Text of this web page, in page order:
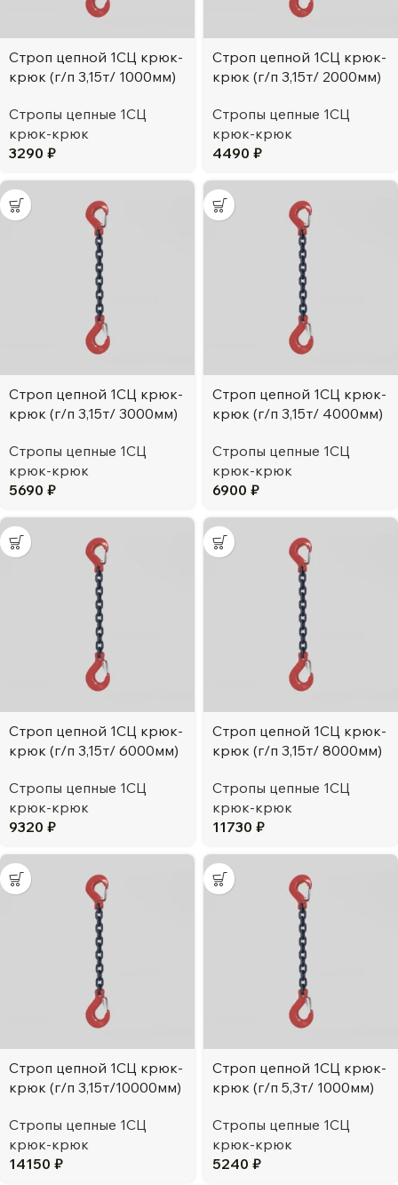
Строп цепной 1СЦ крюк-
крюк (г/п 3,15т/ 1000мм)
Стропы цепные 1СЦ
крюк-крюк
3290 ₽
Строп цепной 1СЦ крюк-
крюк (г/п 3,15т/ 2000мм)
Стропы цепные 1СЦ
крюк-крюк
4490 ₽
Строп цепной 1СЦ крюк-
крюк (г/п 3,15т/ 3000мм)
Стропы цепные 1СЦ
крюк-крюк
5690 ₽
Строп цепной 1СЦ крюк-
крюк (г/п 3,15т/ 4000мм)
Стропы цепные 1СЦ
крюк-крюк
6900 ₽
Строп цепной 1СЦ крюк-
крюк (г/п 3,15т/ 6000мм)
Стропы цепные 1СЦ
крюк-крюк
9320 ₽
Строп цепной 1СЦ крюк-
крюк (г/п 3,15т/ 8000мм)
Стропы цепные 1СЦ
крюк-крюк
11730 ₽
Строп цепной 1СЦ крюк-
крюк (г/п 3,15т/10000мм)
Стропы цепные 1СЦ
крюк-крюк
14150 ₽
Строп цепной 1СЦ крюк-
крюк (г/п 5,3т/ 1000мм)
Стропы цепные 1СЦ
крюк-крюк
5240 ₽